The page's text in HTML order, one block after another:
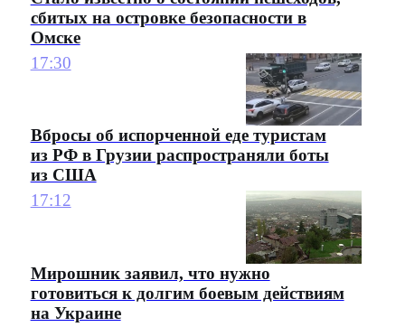
сбитых на островке безопасности в
Омске
17:30
Вбросы об испорченной еде туристам
из РФ в Грузии распространяли боты
из США
17:12
Мирошник заявил, что нужно
готовиться к долгим боевым действиям
на Украине